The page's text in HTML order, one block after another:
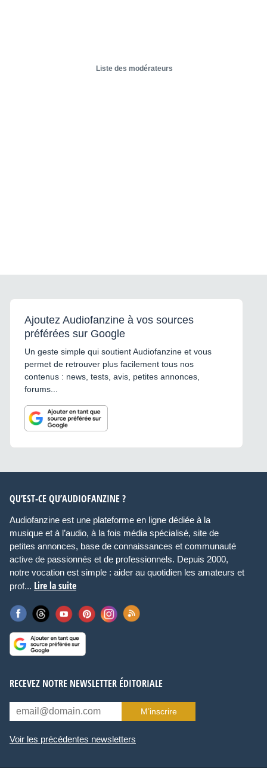
Liste des modérateurs
Ajoutez Audiofanzine à vos sources
préférées sur Google
Un geste simple qui soutient Audiofanzine et vous
permet de retrouver plus facilement tous nos
contenus : news, tests, avis, petites annonces,
forums...
QU’EST-CE QU’AUDIOFANZINE ?
Audiofanzine est une plateforme en ligne dédiée à la
musique et à l’audio, à la fois média spécialisé, site de
petites annonces, base de connaissances et communauté
active de passionnés et de professionnels. Depuis 2000,
notre vocation est simple : aider au quotidien les amateurs et
prof... Lire la suite
RECEVEZ NOTRE NEWSLETTER ÉDITORIALE
M’inscrire
Voir les précédentes newsletters